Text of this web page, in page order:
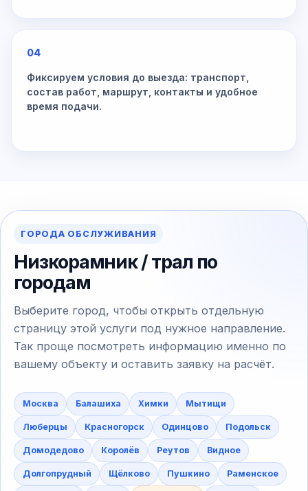
04
Фиксируем условия до выезда: транспорт,
состав работ, маршрут, контакты и удобное
время подачи.
ГОРОДА ОБСЛУЖИВАНИЯ
Низкорамник / трал по
городам
Выберите город, чтобы открыть отдельную
страницу этой услуги под нужное направление.
Так проще посмотреть информацию именно по
вашему объекту и оставить заявку на расчёт.
Москва Балашиха Химки Мытищи
Люберцы Красногорск Одинцово Подольск
Домодедово Королёв Реутов Видное
Долгопрудный Щёлково Пушкино Раменское